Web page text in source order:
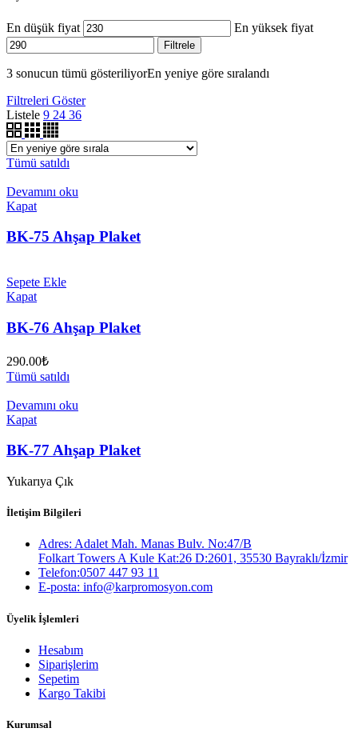
En düşük fiyat En yüksek fiyat
Filtrele
3 sonucun tümü gösteriliyorEn yeniye göre sıralandı
Filtreleri Göster
Listele 9 24 36
Tümü satıldı
Devamını oku
Kapat
BK-75 Ahşap Plaket
Sepete Ekle
Kapat
BK-76 Ahşap Plaket
290.00₺
Tümü satıldı
Devamını oku
Kapat
BK-77 Ahşap Plaket
Yukarıya Çık
İletişim Bilgileri
Adres: Adalet Mah. Manas Bulv. No:47/B
Folkart Towers A Kule Kat:26 D:2601, 35530 Bayraklı/İzmir
Telefon:0507 447 93 11
E-posta: info@karpromosyon.com
Üyelik İşlemleri
Hesabım
Siparişlerim
Sepetim
Kargo Takibi
Kurumsal